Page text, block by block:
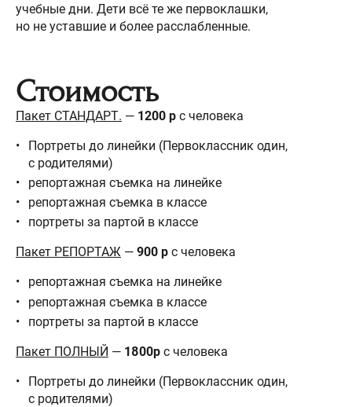
учебные дни. Дети всё те же первоклашки,
но не уставшие и более расслабленные.
Стоимость
Пакет СТАНДАРТ. — 1200 р с человека
Портреты до линейки (Первоклассник один,
с родителями)
репортажная съемка на линейке
репортажная съемка в классе
портреты за партой в классе
Пакет РЕПОРТАЖ — 900 р с человека
репортажная съемка на линейке
репортажная съемка в классе
портреты за партой в классе
Пакет ПОЛНЫЙ — 1800р с человека
Портреты до линейки (Первоклассник один,
с родителями)